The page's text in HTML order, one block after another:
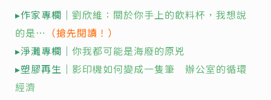
▸作家專欄｜ 劉欣維：關於你手上的飲料杯，我想說
的是⋯
（搶先閱讀！）
▸淨灘專欄｜你我都可能是海廢的原兇
▸塑膠再生｜ 影印機如何變成一隻筆 辦公室的循環
經濟